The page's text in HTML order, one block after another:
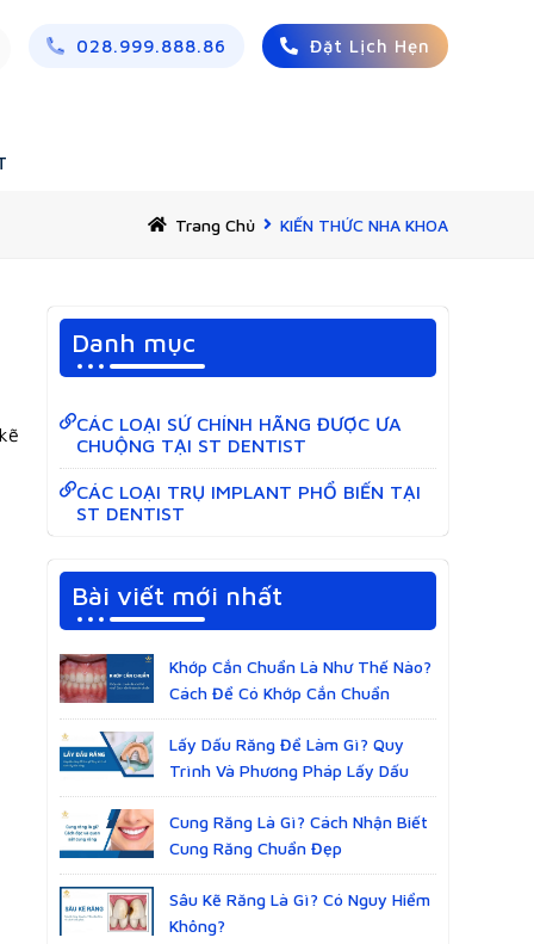
028.999.888.86 Đặt Lịch Hẹn
Trang Chủ KIẾN THỨC NHA KHOA
Danh mục
CÁC LOẠI SỨ CHÍNH HÃNG ĐƯỢC ƯA
CHUỘNG TẠI ST DENTIST
CÁC LOẠI TRỤ IMPLANT PHỔ BIẾN TẠI
ST DENTIST
Bài viết mới nhất
Khớp Cắn Chuẩn Là Như Thế Nào?
Cách Để Có Khớp Cắn Chuẩn
Lấy Dấu Răng Để Làm Gì? Quy
Trình Và Phương Pháp Lấy Dấu
Cung Răng Là Gì? Cách Nhận Biết
Cung Răng Chuẩn Đẹp
Sâu Kẽ Răng Là Gì? Có Nguy Hiểm
Không?